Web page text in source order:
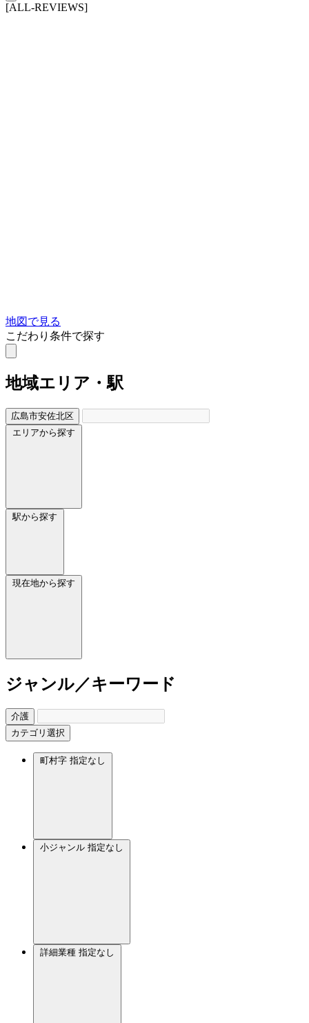
[ALL-REVIEWS]
地図で見る
こだわり条件で探す
地域エリア・駅
広島市安佐北区
エリアから探す
駅から探す
現在地から探す
ジャンル／キーワード
介護
カテゴリ選択
町村字 指定なし
小ジャンル 指定なし
詳細業種 指定なし